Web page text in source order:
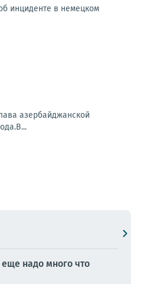
инциденте в немецком
азербайджанской
надо много что